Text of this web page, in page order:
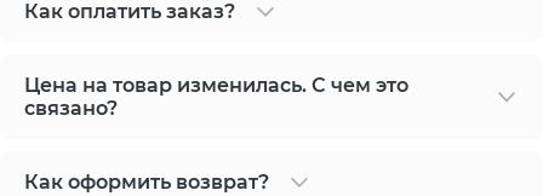
Как оплатить заказ?
Цена на товар изменилась. С чем это
связано?
Как оформить возврат?